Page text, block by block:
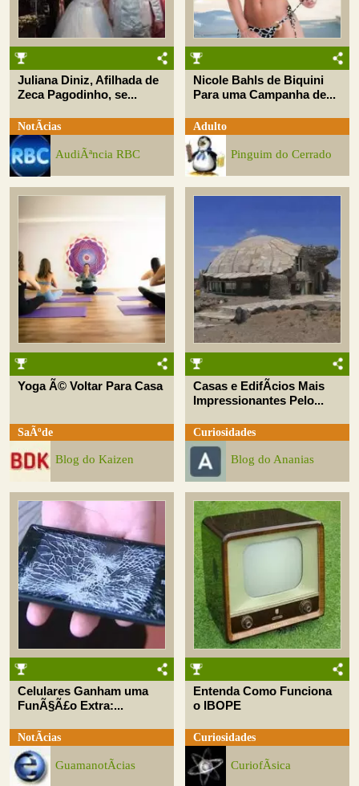
Juliana Diniz, Afilhada de
Zeca Pagodinho, se...
NotÃ­cias
AudiÃªncia RBC
Nicole Bahls de Biquini
Para uma Campanha de...
Adulto
Pinguim do Cerrado
Yoga Ã© Voltar Para Casa
SaÃºde
Blog do Kaizen
Casas e EdifÃ­cios Mais
Impressionantes Pelo...
Curiosidades
Blog do Ananias
Celulares Ganham uma
FunÃ§Ã£o Extra:...
NotÃ­cias
GuamanotÃ­cias
Entenda Como Funciona
o IBOPE
Curiosidades
CuriofÃ­sica